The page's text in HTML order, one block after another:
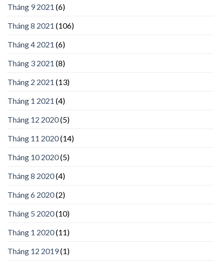
Tháng 9 2021 (6)
Tháng 8 2021 (106)
Tháng 4 2021 (6)
Tháng 3 2021 (8)
Tháng 2 2021 (13)
Tháng 1 2021 (4)
Tháng 12 2020(5)
Tháng 11 2020(14)
Tháng 10 2020(5)
Tháng 8 2020(4)
Tháng 6 2020(2)
Tháng 5 2020(10)
Tháng 1 2020(11)
Tháng 12 2019(1)